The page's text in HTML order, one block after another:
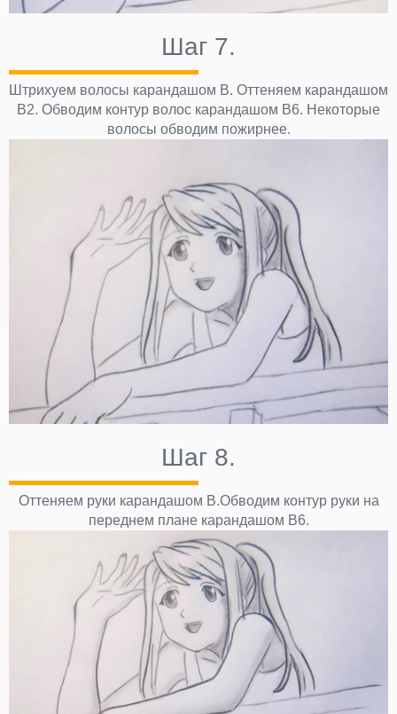
Шаг 7.
Штрихуем волосы карандашом В. Оттеняем карандашом
В2. Обводим контур волос карандашом В6. Некоторые
волосы обводим пожирнее.
Шаг 8.
Оттеняем руки карандашом В.Обводим контур руки на
переднем плане карандашом В6.